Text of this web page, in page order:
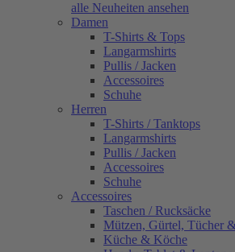
alle Neuheiten ansehen
Damen
T-Shirts & Tops
Langarmshirts
Pullis / Jacken
Accessoires
Schuhe
Herren
T-Shirts / Tanktops
Langarmshirts
Pullis / Jacken
Accessoires
Schuhe
Accessoires
Taschen / Rucksäcke
Mützen, Gürtel, Tücher
Küche & Köche